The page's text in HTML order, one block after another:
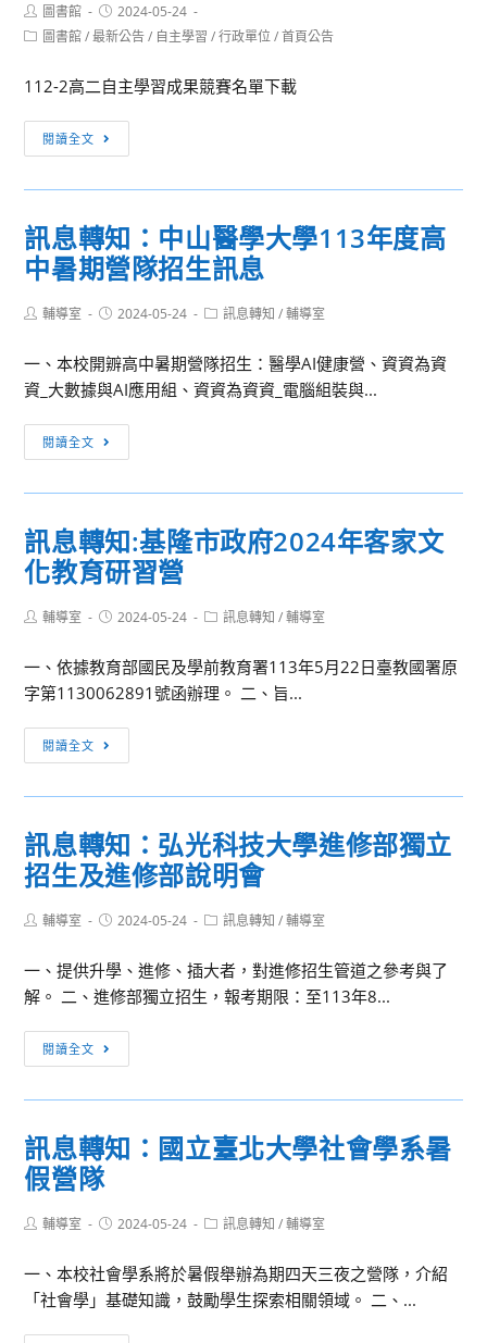
工
作
坊
整
潔、
序
成
告
Post
author:
圖書館
Post
published:
2024-05-24
Post圖書館 / 最新公告 / 自主學習 / 行政單位 / 首頁公告
112-2高二自主學習成果競賽名單下載
閱讀全文
主
學
高
二
主
習
成
果
競
賽
上
台
單
訊息轉知：中山醫學大學113年度高
中暑期營隊招生訊息
Post輔導室
Post2024-05-24
Post訊息轉知 / 輔導室
一、本校開辧高中暑期營隊招生：醫學AI健康營、資資為資
資_大數據與AI應用組、資資為資資_電腦組裝與...
閱讀全文
息
轉
中
山
學
學
113
年
中
期
營
招
生
訊
息
訊息轉知:基隆市政府2024年客家文
化教育研習營
Post輔導室
Post2024-05-24
Post訊息轉知 / 輔導室
一、依據教育部國民及學前教育署113年5月22日臺教國署原
字第1130062891號函辦理。 二、旨...
閱讀全文
息
轉
基
隆
政
2024
年
客
化
育
營
訊息轉知：弘光科技大學進修部獨立
招生及進修部說明會
Post輔導室
Post2024-05-24
Post訊息轉知 / 輔導室
一、提供升學、進修、插大者，對進修招生管道之參考與了
解。 二、進修部獨立招生，報考期限：至113年8...
閱讀全文
息
轉
弘
技
學
進
修
訊息轉知：國立臺北大學社會學系暑
假營隊
Post輔導室
Post2024-05-24
Post訊息轉知 / 輔導室
一、本校社會學系將於暑假舉辦為期四天三夜之營隊，介紹
「社會學」基礎知識，鼓勵學生探索相關領域。 二、...